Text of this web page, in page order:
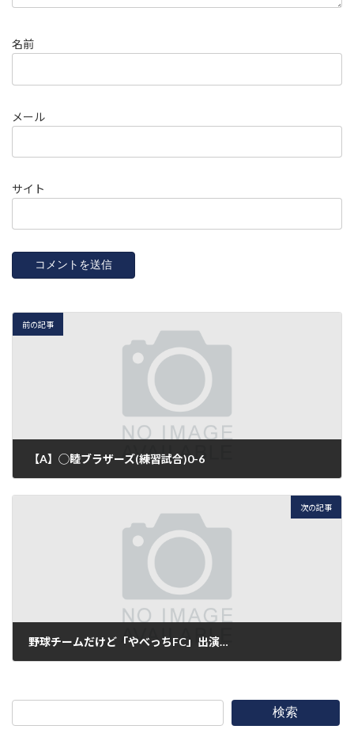
名前
メール
サイト
前の記事
【A】◯睦ブラザーズ(練習試合)0-6
次の記事
野球チームだけど「やべっちFC」出演…
検索